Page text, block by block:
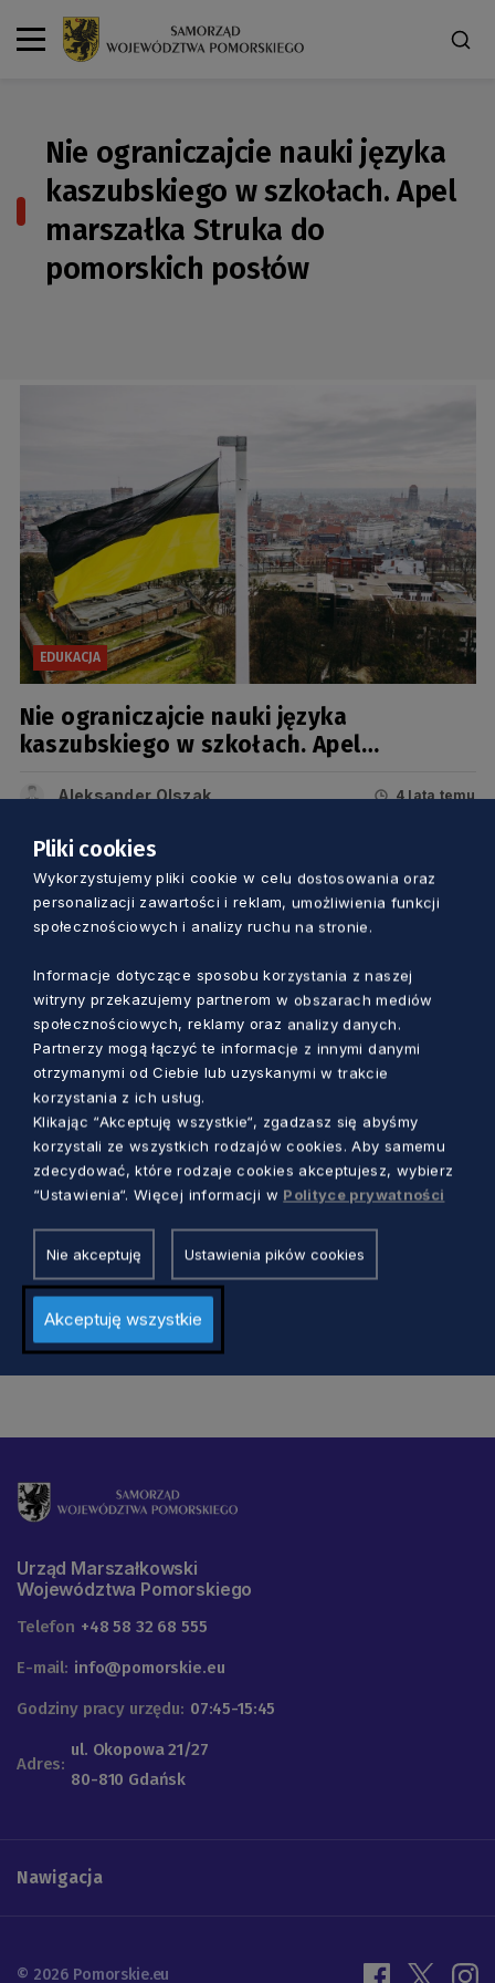
Nie ograniczajcie nauki języka
kaszubskiego w szkołach. Apel
marszałka Struka do
pomorskich posłów
EDUKACJA
Nie ograniczajcie nauki języka
kaszubskiego w szkołach. Apel
posłów
Aleksander Olszak 4 lata temu
EDUKACJA
Lekcje o energii wiatrowej w pomorskich
podstawówkach. Tak kształcimy
przyszłych specjalistów
Aleksander Olszak
Urząd Marszałkowski
Województwa Pomorskiego
Telefon +48 58 32 68 555
E-mail: info@pomorskie.eu
Godziny pracy urzędu: 07:45-15:45
Adres:
ul. Okopowa 21/27
80-810 Gdańsk
Nawigacja
© 2026 Pomorskie.eu
Pliki cookies
Wykorzystujemy pliki cookie w celu dostosowania oraz
personalizacji zawartości i reklam, umożliwienia funkcji
społecznościowych i analizy ruchu na stronie.
Informacje dotyczące sposobu korzystania z naszej
witryny przekazujemy partnerom w obszarach mediów
społecznościowych, reklamy oraz analizy danych.
Partnerzy mogą łączyć te informacje z innymi danymi
otrzymanymi od Ciebie lub uzyskanymi w trakcie
korzystania z ich usług.
Klikając “Akceptuję wszystkie“, zgadzasz się abyśmy
korzystali ze wszystkich rodzajów cookies. Aby samemu
zdecydować, które rodzaje cookies akceptujesz, wybierz
“Ustawienia“. Więcej informacji w Polityce prywatności
Nie akceptuję Ustawienia pików cookies
Akceptuję wszystkie